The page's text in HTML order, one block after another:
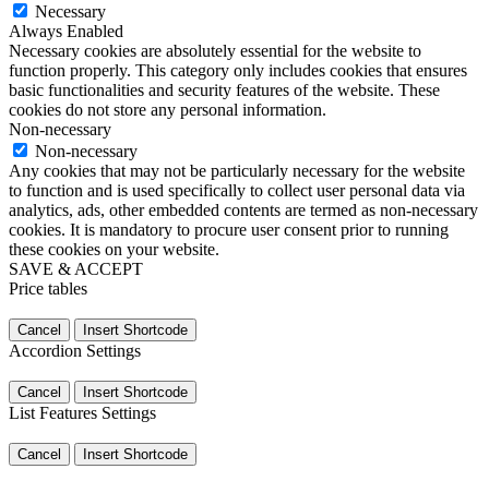
Necessary
Always Enabled
Necessary cookies are absolutely essential for the website to
function properly. This category only includes cookies that ensures
basic functionalities and security features of the website. These
cookies do not store any personal information.
Non-necessary
Non-necessary
Any cookies that may not be particularly necessary for the website
to function and is used specifically to collect user personal data via
analytics, ads, other embedded contents are termed as non-necessary
cookies. It is mandatory to procure user consent prior to running
these cookies on your website.
SAVE & ACCEPT
Price tables
Cancel Insert Shortcode
Accordion Settings
Cancel Insert Shortcode
List Features Settings
Cancel Insert Shortcode